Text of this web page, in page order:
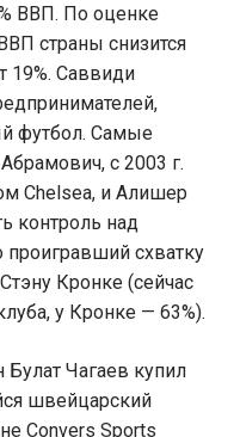
ВВП. По оценке
страны снизится
19%. Саввиди
футбол. Самые
с 2003 г.
Chelsea, и Алишер
контроль над
проигравший схватку
Кронке (сейчас
у Кронке — 63%).
Булат Чагаев купил
швейцарский
Convers Sports